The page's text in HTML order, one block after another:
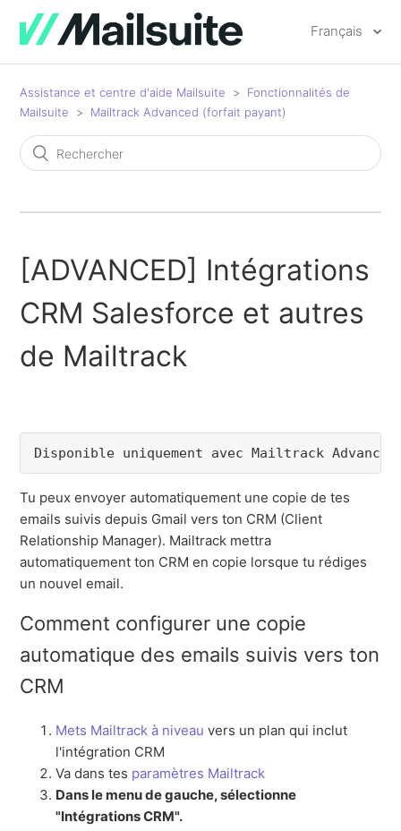
Français
Assistance et centre d'aide Mailsuite
Fonctionnalités de
Mailsuite
Mailtrack Advanced (forfait payant)
[ADVANCED] Intégrations
CRM Salesforce et autres
de Mailtrack
Disponible uniquement avec Mailtrack
Tu peux envoyer automatiquement une copie de tes
emails suivis depuis Gmail vers ton CRM (Client
Relationship Manager). Mailtrack mettra
automatiquement ton CRM en copie lorsque tu rédiges
un nouvel email.
Comment configurer une copie
automatique des emails suivis vers ton
CRM
Mets Mailtrack à niveau vers un plan qui inclut
l'intégration CRM
Va dans tes paramètres Mailtrack
Dans le menu de gauche, sélectionne
"Intégrations CRM".